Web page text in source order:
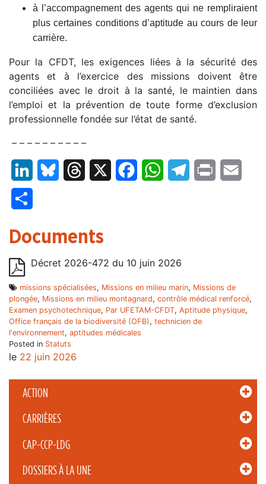
ACTION
CARRIÈRES
CAP-CCP-LDG
DOSSIERS À LA UNE
à l’accompagnement des agents qui ne rempliraient
plus certaines conditions d’aptitude au cours de leur
carrière.
Pour la CFDT, les exigences liées à la sécurité des
agents et à l’exercice des missions doivent être
conciliées avec le droit à la santé, le maintien dans
l’emploi et la prévention de toute forme d’exclusion
professionnelle fondée sur l’état de santé.
– – – – – – – – – –
LinkedInBluesky Threads FacebookWhatsAppTelegram
Print
Documents
Décret 2026-472 du 10 juin 2026
missions spécialisées, Missions en milieu marin, Missions de
plongée, Missions en milieu montagnard, contrôle médical renforcé,
Examen psychotechnique, Par UFETAM-CFDT, Aptitude physique,
Office français de la biodiversité (OFB), technicien de
l'environnement, aptitudes médicales
Posted in Statuts
le 22 juin 2026